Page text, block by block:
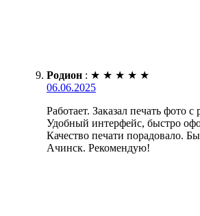
Родион : ★ ★ ★ ★ ★
06.06.2025
Работает. Заказал печать фото с
Удобный интерфейс, быстро
Качество печати порадовало.
Ачинск. Рекомендую!